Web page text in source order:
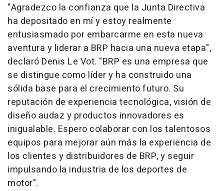
"Agradezco la confianza que la Junta Directiva
ha depositado en mí y estoy realmente
entusiasmado por embarcarme en esta nueva
aventura y liderar a BRP hacia una nueva etapa",
declaró Denis Le Vot. "BRP es una empresa que
se distingue como líder y ha construido una
sólida base para el crecimiento futuro. Su
reputación de experiencia tecnológica, visión de
diseño audaz y productos innovadores es
inigualable. Espero colaborar con los talentosos
equipos para mejorar aún más la experiencia de
los clientes y distribuidores de BRP, y seguir
impulsando la industria de los deportes de
motor".